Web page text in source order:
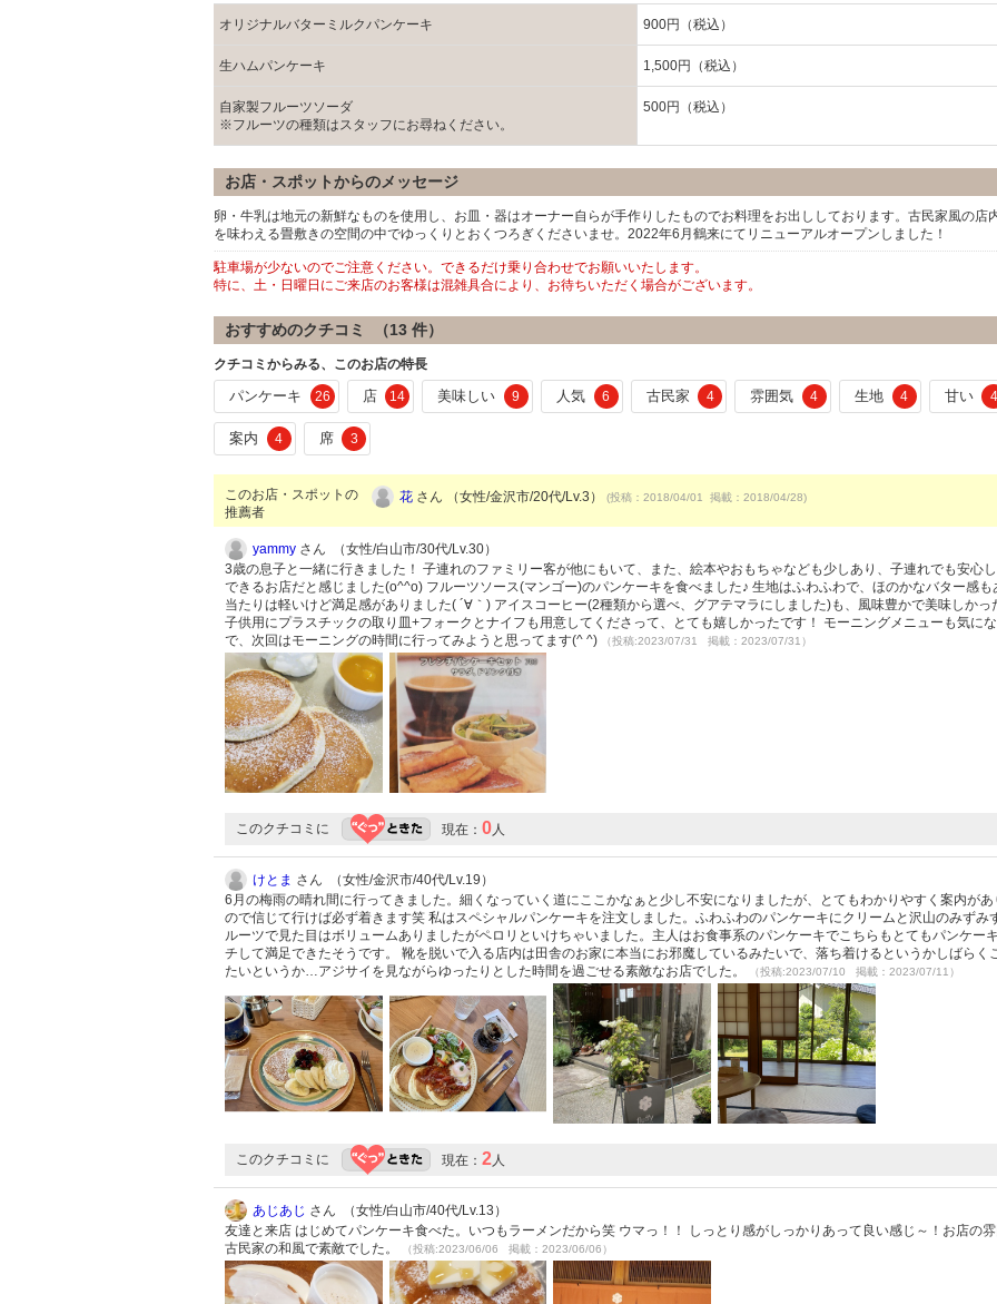
オリジナルバターミルクパンケーキ 900円（税込）
生ハムパンケーキ 1,500円（税込）
自家製フルーツソーダ
※フルーツの種類はスタッフにお尋ねください。
500円（税込）
お店・スポットからのメッセージ
卵・牛乳は地元の新鮮なものを使用し、お皿・器はオーナー自らが手作りしたものでお料理をお出ししております。古民家風の店
を味わえる畳敷きの空間の中でゆっくりとおくつろぎくださいませ。2022年6月鶴来にてリニューアルオープンしました！
駐車場が少ないのでご注意ください。できるだけ乗り合わせでお願いいたします。
特に、土・日曜日にご来店のお客様は混雑具合により、お待ちいただく場合がございます。
おすすめのクチコミ （13 件）
クチコミからみる、このお店の特長
パンケーキ 26 店 14 美味しい 9 人気 6 古民家 4 雰囲気 4 生地 4 甘い 4
案内 4 席 3
このお店・スポットの
推薦者
花 さん （女性/金沢市/20代/Lv.3） (投稿：2018/04/01 掲載：2018/04/28)
yammy さん （女性/白山市/30代/Lv.30）
3歳の息子と一緒に行きました！ 子連れのファミリー客が他にもいて、また、絵本やおもちゃなども少しあり、子連れでも安心
できるお店だと感じました(o^^o) フルーツソース(マンゴー)のパンケーキを食べました♪ 生地はふわふわで、ほのかなバター感も
当たりは軽いけど満足感がありました( ´∀｀) アイスコーヒー(2種類から選べ、グアテマラにしました)も、風味豊かで美味しかっ
子供用にプラスチックの取り皿+フォークとナイフも用意してくださって、とても嬉しかったです！ モーニングメニューも気に
で、次回はモーニングの時間に行ってみようと思ってます(^ ^)
（投稿:2023/07/31 掲載：2023/07/31）
このクチコミに 現在： 0人
けとま さん （女性/金沢市/40代/Lv.19）
6月の梅雨の晴れ間に行ってきました。細くなっていく道にここかなぁと少し不安になりましたが、とてもわかりやすく案内があ
ので信じて行けば必ず着きます笑 私はスペシャルパンケーキを注文しました。ふわふわのパンケーキにクリームと沢山のみずみ
ルーツで見た目はボリュームありましたがペロリといけちゃいました。主人はお食事系のパンケーキでこちらもとてもパンケー
チして満足できたそうです。 靴を脱いで入る店内は田舎のお家に本当にお邪魔しているみたいで、落ち着けるというかしばらく
たいというか…アジサイを見ながらゆったりとした時間を過ごせる素敵なお店でした。
（投稿:2023/07/10 掲載：2023/07/11）
このクチコミに 現在： 2人
あじあじ さん （女性/白山市/40代/Lv.13）
友達と来店 はじめてパンケーキ食べた。いつもラーメンだから笑 ウマっ！！ しっとり感がしっかりあって良い感じ～！お店の
古民家の和風で素敵でした。
（投稿:2023/06/06 掲載：2023/06/06）